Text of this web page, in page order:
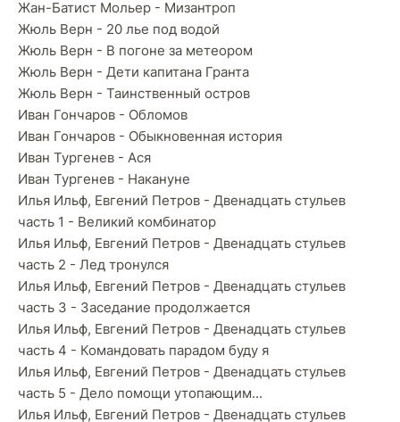
Жан-Батист Мольер - Мизантроп
Жюль Верн - 20 лье под водой
Жюль Верн - В погоне за метеором
Жюль Верн - Дети капитана Гранта
Жюль Верн - Таинственный остров
Иван Гончаров - Обломов
Иван Гончаров - Обыкновенная история
Иван Тургенев - Ася
Иван Тургенев - Накануне
Илья Ильф, Евгений Петров - Двенадцать стульев
часть 1 - Великий комбинатор
Илья Ильф, Евгений Петров - Двенадцать стульев
часть 2 - Лед тронулся
Илья Ильф, Евгений Петров - Двенадцать стульев
часть 3 - Заседание продолжается
Илья Ильф, Евгений Петров - Двенадцать стульев
часть 4 - Командовать парадом буду я
Илья Ильф, Евгений Петров - Двенадцать стульев
часть 5 - Дело помощи утопающим...
Илья Ильф, Евгений Петров - Двенадцать стульев